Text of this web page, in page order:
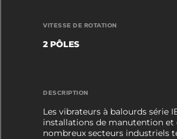
VITESSE DE ROTATION
2 PÔLES
DESCRIPTION
Les vibrateurs à balourds série
installations de manutention et
nombreux secteurs industriels